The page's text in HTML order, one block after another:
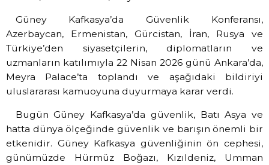
Güney Kafkasya’da Güvenlik Konferansı,
Azerbaycan, Ermenistan, Gürcistan, İran, Rusya ve
Türkiye’den siyasetçilerin, diplomatların ve
uzmanların katılımıyla 22 Nisan 2026 günü Ankara’da,
Meyra Palace’ta toplandı ve aşağıdaki bildiriyi
uluslararası kamuoyuna duyurmaya karar verdi.
Bugün Güney Kafkasya’da güvenlik, Batı Asya ve
hatta dünya ölçeğinde güvenlik ve barışın önemli bir
etkenidir. Güney Kafkasya güvenliğinin ön cephesi,
günümüzde Hürmüz Boğazı, Kızıldeniz, Umman